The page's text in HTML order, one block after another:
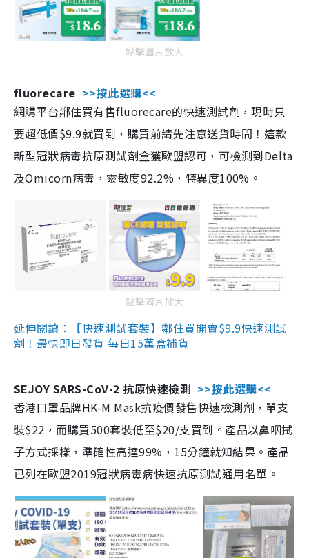
點擊圖片放大
fluorecare >>按此選購<<
網購平台鄰住買有售fluorecare的快速測試劑，現時只
要超低價$9.9就買到，購買前請先注意送貨時間！這款
新型冠狀病毒抗原測試劑盒獲歐盟認可，可檢測到Delta
及Omicorn病毒，靈敏度92.2%，特異度100%。
點擊圖片放大
延伸閱讀：【快速測試套裝】鄰住買開賣$9.9快速測試
劑！最快即日發貨 每日15萬盒補貨
SEJOY SARS-CoV-2 抗原快速檢測 >>按此選購<<
香港口罩品牌HK-M Mask抗疫價發售快速檢測劑，單支
裝$22，而購買500套裝低至$20/支買到。產品以鼻咽拭
子方式採樣，準確性高達99%，15分鐘就知結果。產品
已列在歐盟2019冠狀病毒病快速抗原測試通用名單。